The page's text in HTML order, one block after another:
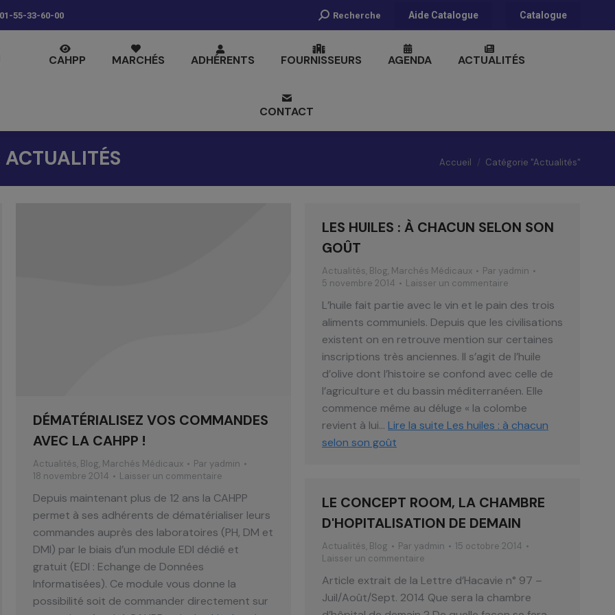
01-55-33-60-00
Recherche
Recherche Aide Catalogue Catalogue
CAHPP MARCHÉS ADHÉRENTS FOURNISSEURS AGENDA ACTUALITÉS
CONTACT
ACTUALITÉS Vous êtes ici :
Accueil Catégorie "Actualités"
DÉMATÉRIALISEZ VOS COMMANDES
AVEC LA CAHPP !
Actualités, Blog, Marchés Médicaux Par yadmin
18 novembre 2014
Laisser un commentaire
Depuis maintenant plus de 12 ans la CAHPP
permet à ses adhérents de dématérialiser leurs
commandes auprès des laboratoires (PH, DM et
DMI) par le biais d’un module EDI dédié et
gratuit (EDI : Echange de Données
Informatisées). Ce module vous donne la
possibilité soit de commander directement sur
LES HUILES : À CHACUN SELON SON
GOÛT
Actualités, Blog, Marchés Médicaux Par yadmin
5 novembre 2014
Laisser un commentaire
L’huile fait partie avec le vin et le pain des trois
aliments communiels. Depuis que les civilisations
existent on en retrouve mention sur certaines
inscriptions très anciennes. Il s’agit de l’huile
d’olive dont l’histoire se confond avec celle de
l’agriculture et du bassin méditerranéen. Elle
commence même au déluge « la colombe
revient à lui… Lire la suite Les huiles : à chacun
selon son goût
LE CONCEPT ROOM, LA CHAMBRE
D'HOPITALISATION DE DEMAIN
Actualités, Blog Par yadmin
15 octobre 2014
Laisser un commentaire
Article extrait de la Lettre d’Hacavie n° 97 –
Juil/Août/Sept. 2014 Que sera la chambre